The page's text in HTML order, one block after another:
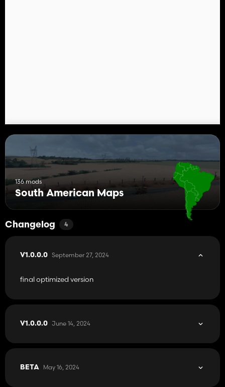
136 mods
South American Maps
Changelog 4
V1.0.0.0 September 27, 2024
final optimized version
V1.0.0.0 June 14, 2024
BETA May 16, 2024